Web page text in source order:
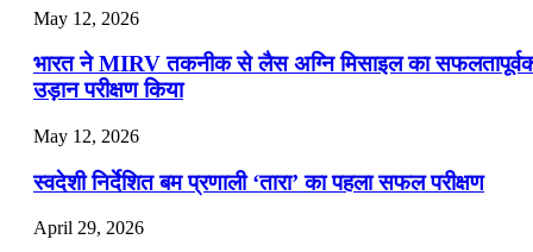
May 12, 2026
भारत ने MIRV तकनीक से लैस अग्नि मिसाइल का
उड़ान परीक्षण किया
May 12, 2026
स्वदेशी निर्देशित बम प्रणाली ‘तारा’ का पहला सफल परीक्षण
April 29, 2026